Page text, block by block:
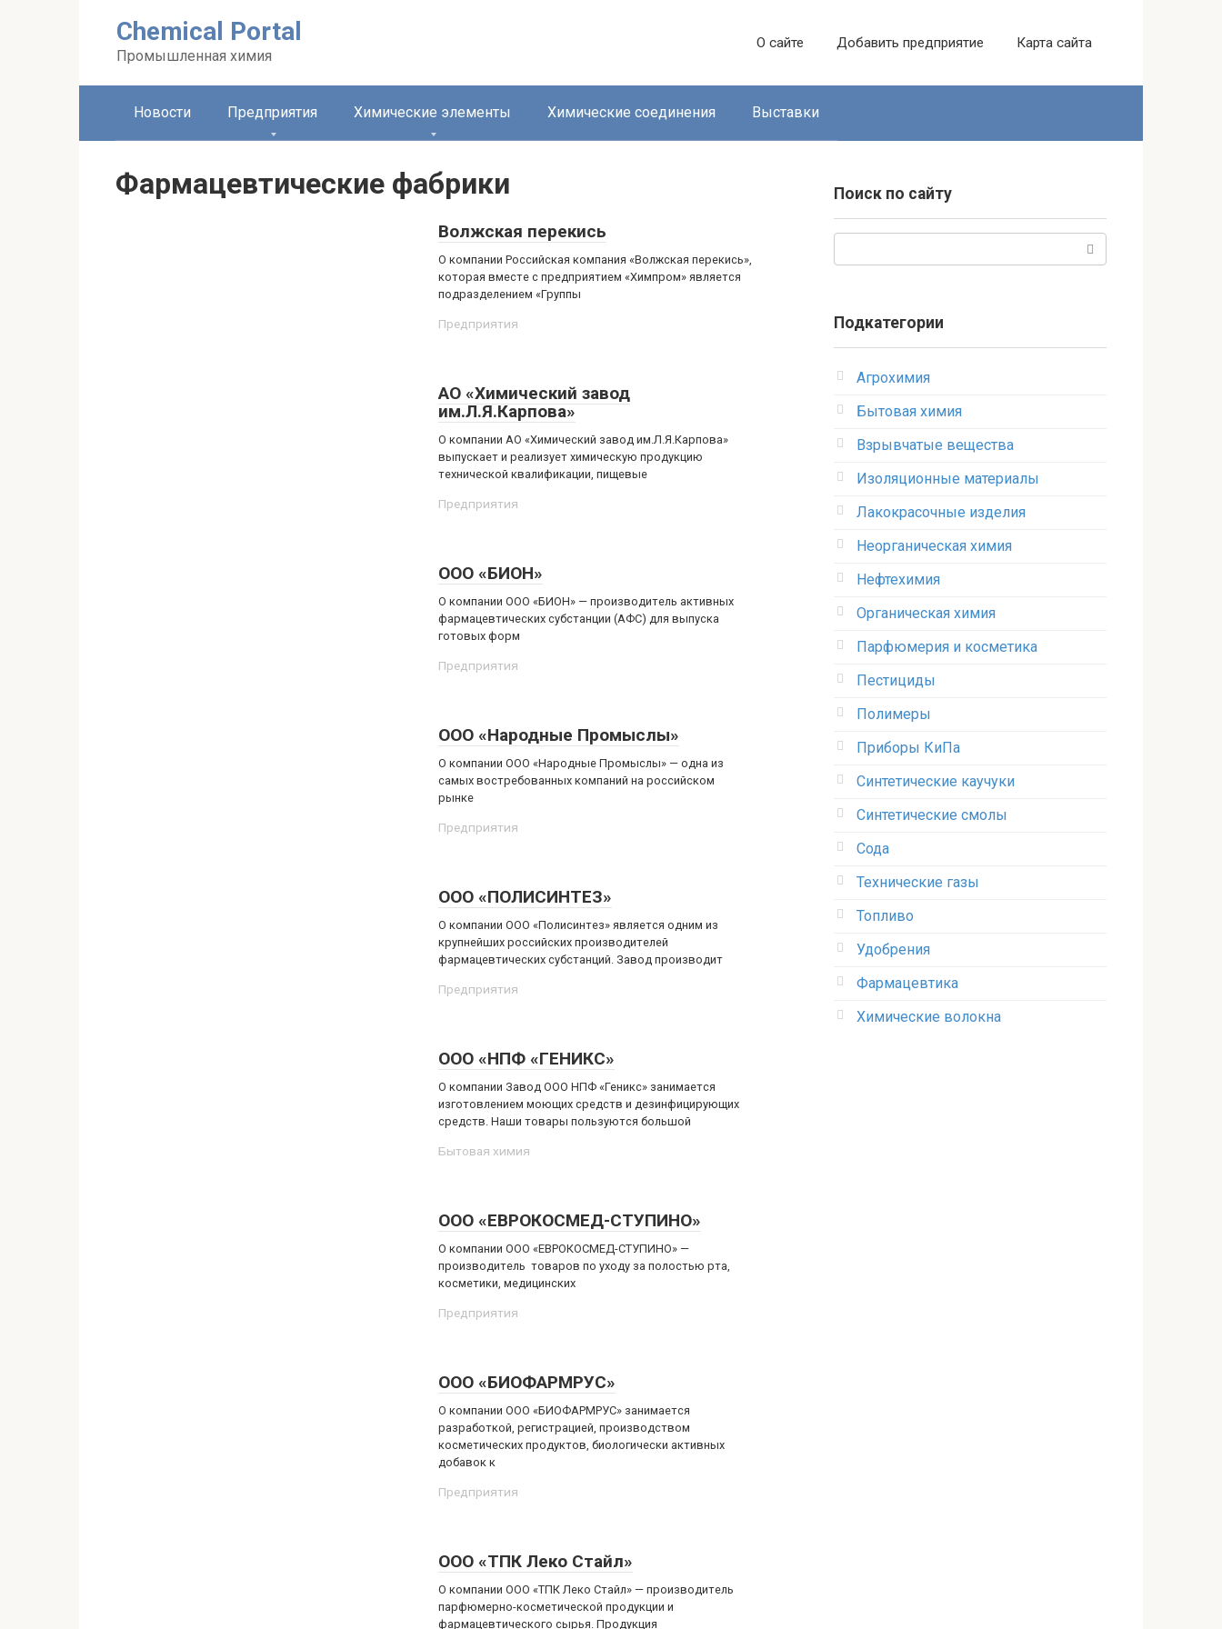
Chemical Portal
Промышленная химия
О сайте Добавить предприятие Карта сайта
Новости Предприятия Химические элементы Химические соединения Выставки
Фармацевтические фабрики
Волжская перекись
О компании Российская компания «Волжская перекись»,
которая вместе с предприятием «Химпром» является
подразделением «Группы
Предприятия
АО «Химический завод
им.Л.Я.Карпова»
О компании АО «Химический завод им.Л.Я.Карпова»
выпускает и реализует химическую продукцию
технической квалификации, пищевые
Предприятия
ООО «БИОН»
О компании ООО «БИОН» — производитель активных
фармацевтических субстанции (АФС) для выпуска
готовых форм
Предприятия
ООО «Народные Промыслы»
О компании ООО «Народные Промыслы» — одна из
самых востребованных компаний на российском
рынке
Предприятия
ООО «ПОЛИСИНТЕЗ»
О компании ООО «Полисинтез» является одним из
крупнейших российских производителей
фармацевтических субстанций. Завод производит
Предприятия
ООО «НПФ «ГЕНИКС»
О компании Завод ООО НПФ «Геникс» занимается
изготовлением моющих средств и дезинфицирующих
средств. Наши товары пользуются большой
Бытовая химия
ООО «ЕВРОКОСМЕД-СТУПИНО»
О компании ООО «ЕВРОКОСМЕД-СТУПИНО» —
производитель товаров по уходу за полостью рта,
косметики, медицинских
Предприятия
ООО «БИОФАРМРУС»
О компании ООО «БИОФАРМРУС» занимается
разработкой, регистрацией, производством
косметических продуктов, биологически активных
добавок к
Предприятия
ООО «ТПК Леко Стайл»
О компании ООО «ТПК Леко Стайл» — производитель
парфюмерно-косметической продукции и
фармацевтического сырья. Продукция
Поиск по сайту
Подкатегории
Агрохимия
Бытовая химия
Взрывчатые вещества
Изоляционные материалы
Лакокрасочные изделия
Неорганическая химия
Нефтехимия
Органическая химия
Парфюмерия и косметика
Пестициды
Полимеры
Приборы КиПа
Синтетические каучуки
Синтетические смолы
Сода
Технические газы
Топливо
Удобрения
Фармацевтика
Химические волокна